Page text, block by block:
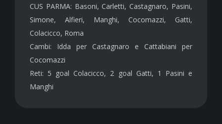
CUS PARMA: Basoni, Carletti, Castagnaro, Pasini,
Simone, Alfieri, Manghi, Cocomazzi, Gatti,
Colacicco, Roma
Cambi: Idda per Castagnaro e Cattabiani per
Cocomazzi
Reti: 5 goal Colacicco, 2 goal Gatti, 1 Pasini e
Manghi